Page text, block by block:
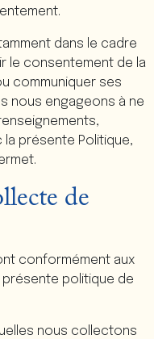
dans le cadre
le consentement de la
communiquer ses
nous engageons à ne
la présente Politique,
de
conformément aux
politique de
nous collectons